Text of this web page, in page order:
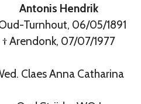
Antonis Hendrik
Turnhout, 06/05/1891
† Arendonk, 07/07/1977
Claes Anna Catharina